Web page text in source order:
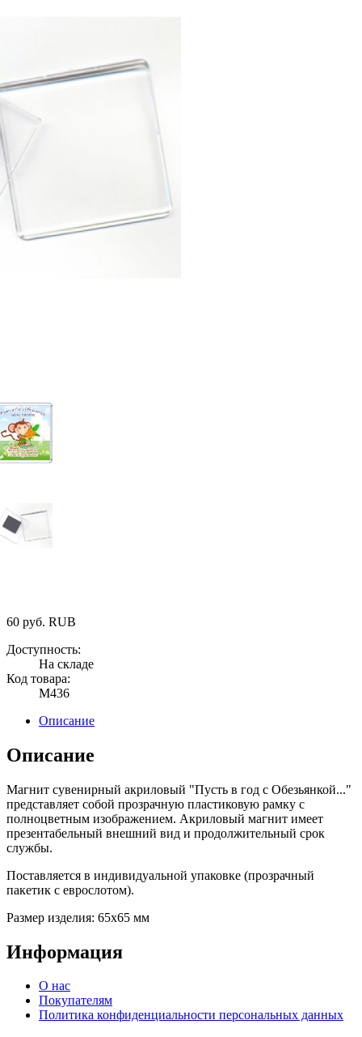
60 руб. RUB
Доступность:
На складе
Код товара:
М436
Описание
Описание
Магнит сувенирный акриловый "Пусть в год с Обезьянкой..."
представляет собой прозрачную пластиковую рамку с
полноцветным изображением. Акриловый магнит имеет
презентабельный внешний вид и продолжительный срок
службы.
Поставляется в индивидуальной упаковке (прозрачный
пакетик с еврослотом).
Размер изделия: 65х65 мм
Информация
О нас
Покупателям
Политика конфиденциальности персональных данных